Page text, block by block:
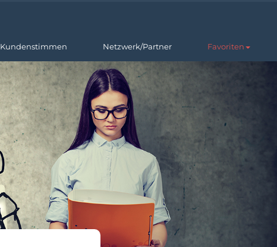
Kundenstimmen Netzwerk/Partner Favoriten